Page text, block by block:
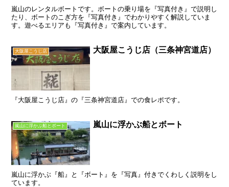
嵐山のレンタルボートです。ボートの乗り場を『写真付き』で説明し
たり、ボートのこぎ方を『写真付き』でわかりやすく解説していま
す。遊べるエリアも『写真付き』で案内しています。
大阪屋こうじ店 大阪屋こうじ店（三条神宮道店）
『大阪屋こうじ店』の『三条神宮道店』での食レポです。
嵐山に浮かぶ船とボート 嵐山に浮かぶ船とボート
嵐山に浮かぶ『船』と『ボート』を『写真』付きでくわしく説明をし
ています。